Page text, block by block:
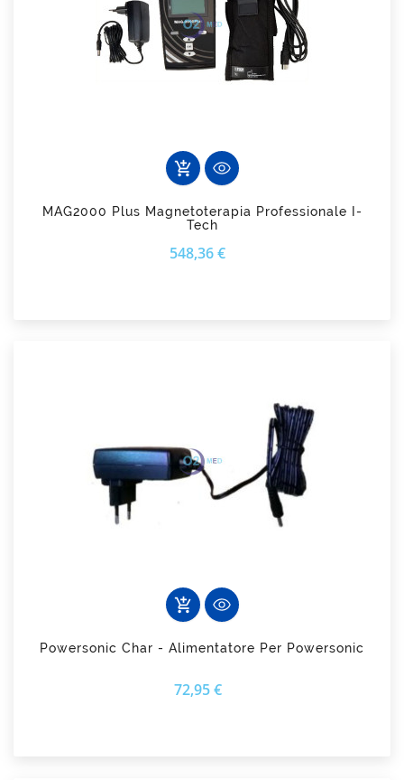
add_shopping_cart
MAG2000 Plus Magnetoterapia Professionale I-
Tech
548,36 €
add_shopping_cart
Powersonic Char - Alimentatore Per Powersonic
72,95 €